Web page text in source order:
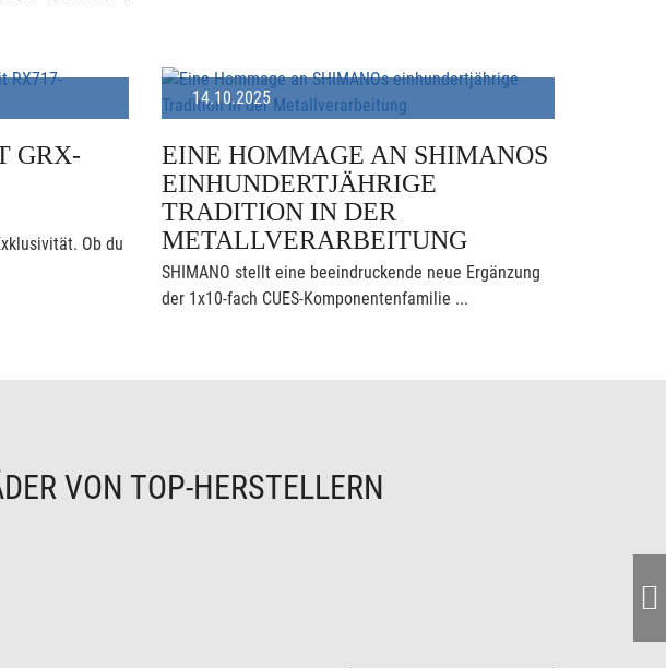
GRX-
Ob du
14.10.2025
EINE HOMMAGE AN SHIMANOS
EINHUNDERTJÄHRIGE
TRADITION IN DER
METALLVERARBEITUNG
SHIMANO stellt eine beeindruckende neue Ergänzung
der 1x10-fach CUES-Komponentenfamilie ...
VON TOP-HERSTELLERN